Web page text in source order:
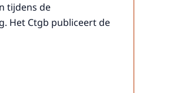
tijdens de
Het Ctgb publiceert de